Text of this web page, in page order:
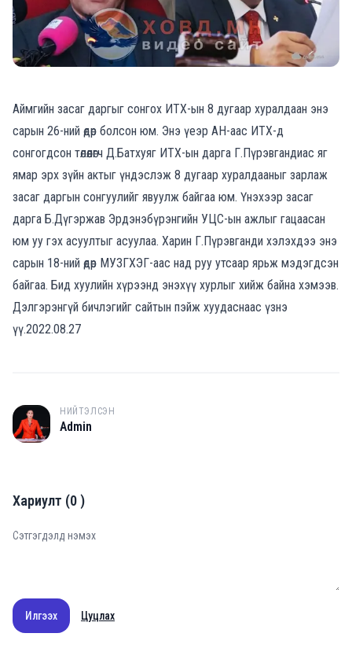
Аймгийн засаг даргыг сонгох ИТХ-ын 8 дугаар хуралдаан энэ
сарын 26-ний өдөр болсон юм. Энэ үеэр АН-аас ИТХ-д
сонгогдсон төлөөлөгч Д.Батхуяг ИТХ-ын дарга Г.Пүрэвгандиас яг
ямар эрх зүйн актыг үндэслэж 8 дугаар хуралдааныг зарлаж
засаг даргын сонгуулийг явуулж байгаа юм. Үнэхээр засаг
дарга Б.Дүгэржав Эрдэнэбүрэнгийн УЦС-ын ажлыг гацаасан
юм уу гэх асуултыг асуулаа. Харин Г.Пүрэвганди хэлэхдээ энэ
сарын 18-ний өдөр МУЗГХЭГ-аас над руу утсаар ярьж мэдэгдсэн
байгаа. Бид хуулийн хүрээнд энэхүү хурлыг хийж байна хэмээв.
Дэлгэрэнгүй бичлэгийг сайтын пэйж хуудаснаас үзнэ
үү.2022.08.27
A
НИЙТЭЛСЭН
Admin
Хариулт (0)
Илгээх Цуцлах